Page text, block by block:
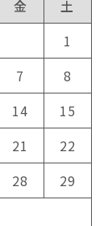
金
土
1
7
8
14
15
21
22
28
29